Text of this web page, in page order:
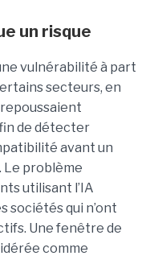
un risque
vulnérabilité à part
secteurs, en
de détecter
avant un
Le problème
utilisant l’IA
sociétés qui n’ont
Une fenêtre de
comme